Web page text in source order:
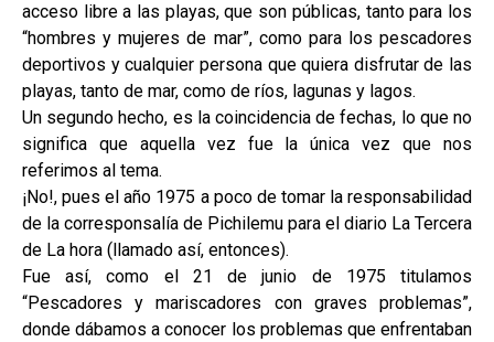
acceso libre a las playas, que son públicas, tanto para los
“hombres y mujeres de mar”, como para los pescadores
deportivos y cualquier persona que quiera disfrutar de las
playas, tanto de mar, como de ríos, lagunas y lagos.
Un segundo hecho, es la coincidencia de fechas, lo que no
significa que aquella vez fue la única vez que nos
referimos al tema.
¡No!, pues el año 1975 a poco de tomar la responsabilidad
de la corresponsalía de Pichilemu para el diario La Tercera
de La hora (llamado así, entonces).
Fue así, como el 21 de junio de 1975 titulamos
“Pescadores y mariscadores con graves problemas”,
donde dábamos a conocer los problemas que enfrentaban